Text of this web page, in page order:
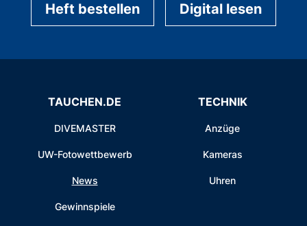
Heft bestellen Digital lesen
TAUCHEN.DE
DIVEMASTER
UW-Fotowettbewerb
News
Gewinnspiele
TECHNIK
Anzüge
Kameras
Uhren